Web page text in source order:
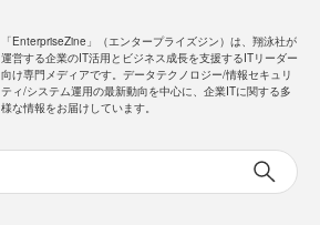
「EnterpriseZine」（エンタープライズジン）は、翔泳社が
運営する企業のIT活用とビジネス成長を支援するITリーダー
向け専門メディアです。データテクノロジー/情報セキュリ
ティ/システム運用の最新動向を中心に、企業ITに関する多
様な情報をお届けしています。